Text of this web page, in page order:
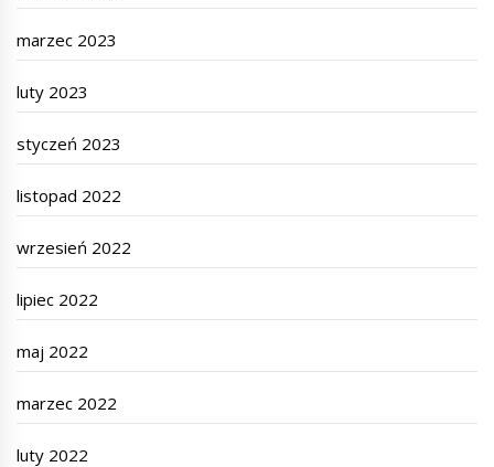
marzec 2023
luty 2023
styczeń 2023
listopad 2022
wrzesień 2022
lipiec 2022
maj 2022
marzec 2022
luty 2022